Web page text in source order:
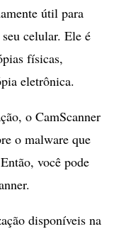
útil para
celular. Ele é
físicas,
eletrônica.
o CamScanner
o malware que
você pode
disponíveis na